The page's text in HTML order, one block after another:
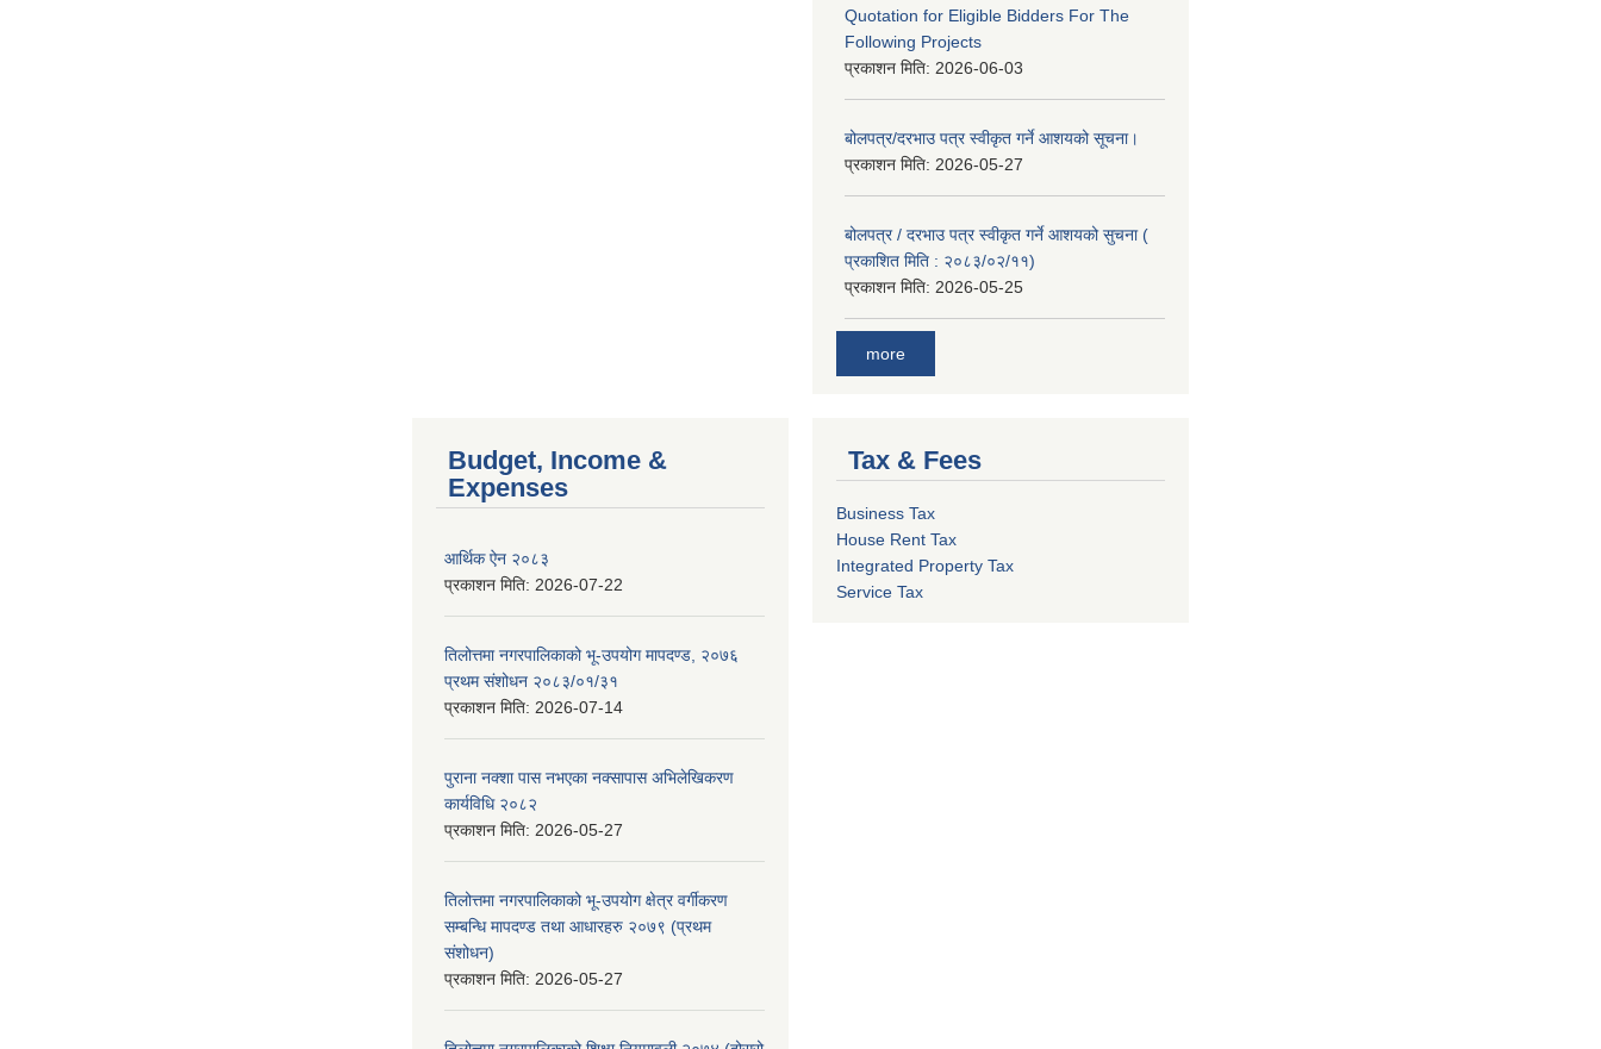
Quotation for Eligible Bidders For The
Following Projects
प्रकाशन मिति: 2026-06-03
बोलपत्र/दरभाउ पत्र स्वीकृत गर्ने आशयको सूचना।
प्रकाशन मिति: 2026-05-27
बोलपत्र / दरभाउ पत्र स्वीकृत गर्ने आशयको सुचना (
प्रकाशित मिति : २०८३/०२/११)
प्रकाशन मिति: 2026-05-25
more
Budget, Income &
Expenses
आर्थिक ऐन २०८३
प्रकाशन मिति: 2026-07-22
तिलोत्तमा नगरपालिकाको भू-उपयोग मापदण्ड, २०७६
प्रथम संशोधन २०८३/०१/३१
प्रकाशन मिति: 2026-07-14
पुराना नक्शा पास नभएका नक्सापास अभिलेखिकरण
कार्यविधि २०८२
प्रकाशन मिति: 2026-05-27
तिलोत्तमा नगरपालिकाको भू-उपयोग क्षेत्र वर्गीकरण
सम्बन्धि मापदण्ड तथा आधारहरु २०७९ (प्रथम
संशोधन)
प्रकाशन मिति: 2026-05-27
Tax & Fees
Business Tax
House Rent Tax
Integrated Property Tax
Service Tax